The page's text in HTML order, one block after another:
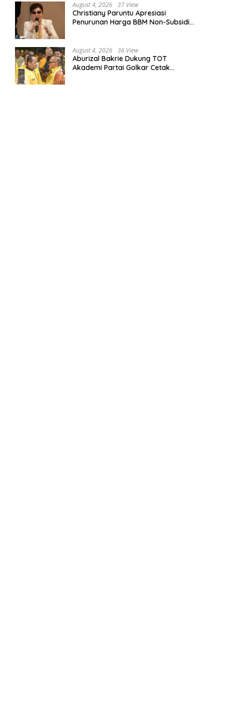
August 4, 2026 37 View
Christiany Paruntu Apresiasi
Penurunan Harga BBM Non-Subsidi,
August 4, 2026 36 View
Aburizal Bakrie Dukung TOT
Akademi Partai Golkar Cetak